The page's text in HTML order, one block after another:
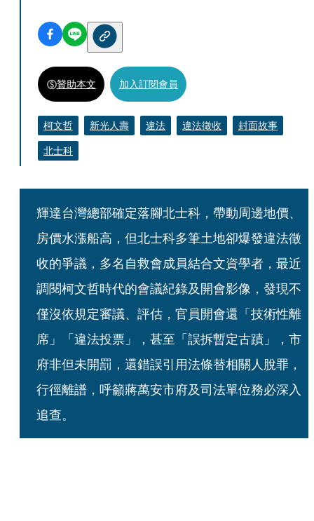
贊助本文 加入訂閱會員
柯文哲 新光人壽 違法 違法徵收
封面故事
北士科
輝達台灣總部確定落腳北士科，帶動周邊地價、
房價水漲船高，但北士科多筆土地卻爆發違法徵
收的爭議，多名自救會成員結合文資學者，最近
調閱柯文哲時代的會議紀錄及開會影像，發現不
僅沒依規定審議、評估，官員開會還「技術性離
席」「違法投票」，甚至「誤拆暫定古蹟」，市
府非但未開罰，還錯誤引用法條替相關人脫罪，
行徑離譜，呼籲蔣萬安市府及司法單位務必深入
追查。